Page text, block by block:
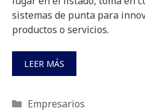
sistemas de punta para
productos o servicios.
LEER MÁS
Categorías
Empresarios